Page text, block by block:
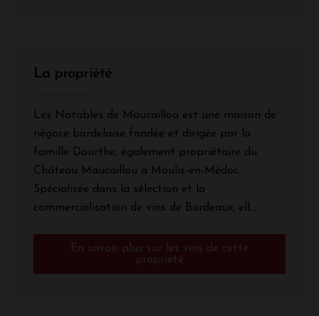
La propriété
Les Notables de Maucaillou est une maison de
négoce bordelaise fondée et dirigée par la
famille Dourthe, également propriétaire du
Château Maucaillou à Moulis-en-Médoc.
Spécialisée dans la sélection et la
commercialisation de vins de Bordeaux, ell...
En savoir plus sur les vins de cette
propriété